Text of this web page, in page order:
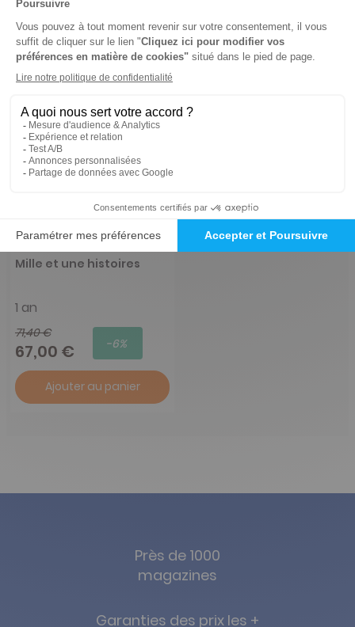
Mille et une histoires
1 an
71,40 €
67,00 € -6%
Ajouter au panier
Près de 1000
magazines
Garanties des prix les +